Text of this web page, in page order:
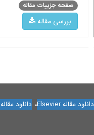
صفحه جزییات مقاله
بررسی مقاله
دانلود مقاله Elsevier ، دانلود مقاله IEEE